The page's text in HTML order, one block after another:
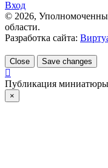
Вход
© 2026,
области.
Разработка сайта:
Close Save changes
Публикация миниатюры
×